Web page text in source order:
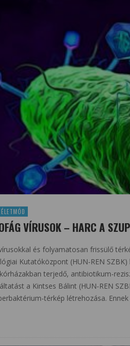
VÍRUSOK – HARC A
és folyamatosan frissülő
Kutatóközpont (HUN-REN
terjedő, antibiotikum-
a Kintses Bálint (HUN-REN
térkép létrehozása.